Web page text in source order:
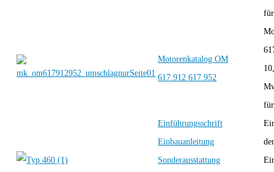
Motorenkatalog OM
617.912 617.952
Einführungsschrift
Einbauanleitung
Sonderausstattung